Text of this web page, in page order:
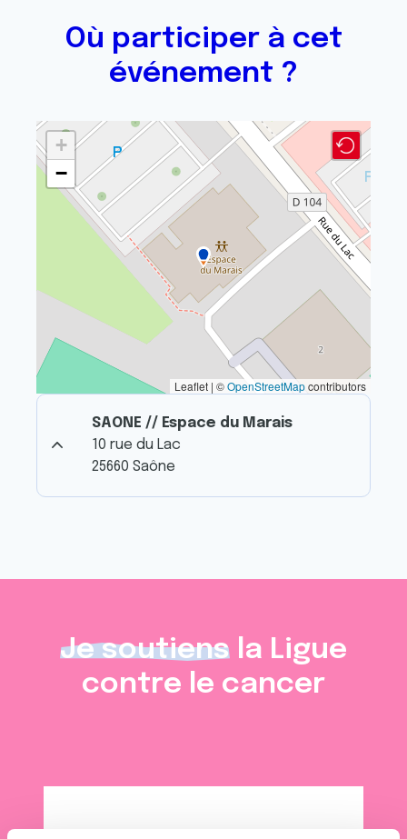
Où participer à cet
événement ?
+
−
Leaflet | ©OpenStreetMapcontributors
SAONE // Espace du Marais
10 rue du Lac
25660 Saône
Je soutiens la Ligue
contre le cancer